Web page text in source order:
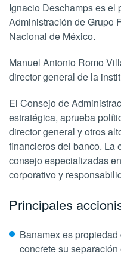
Ignacio Deschamps es el
Administración de Grupo
Nacional de México.
Manuel Antonio Romo
director general de la
El Consejo de
estratégica, aprueba
director general y otros
financieros del banco. La
consejo especializadas
corporativo y
Principales
Banamex es
concrete su